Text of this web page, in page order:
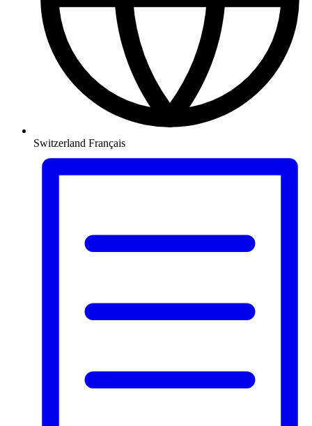
Switzerland Français